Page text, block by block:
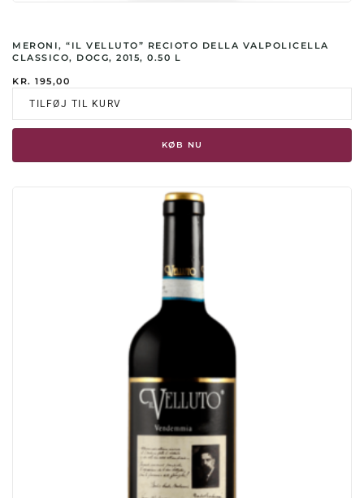
MERONI, “IL VELLUTO” RECIOTO DELLA VALPOLICELLA
CLASSICO, DOCG, 2015, 0.50 L
KR. 195,00
TILFØJ TIL KURV
KØB NU